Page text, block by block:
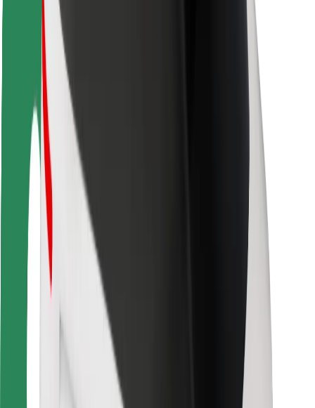
Skrejriteņu drošība
Drošības laboratorija
Pilsētas
Pilsētas
Risinājumi pilsētām
Lidostas
Bolt uzlādes statīvi
Palīdzība
Pasažieriem
Autovadītājiem
Kurjeriem
Bolt Food
Autoparku īpašniekiem
Restorāniem
Bolt for Business